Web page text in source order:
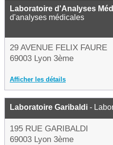
Laboratoire d'Analyses
d'analyses médicales
29 AVENUE FELIX FAURE
69003 Lyon 3ème
Afficher les détails
Laboratoire Garibaldi -
195 RUE GARIBALDI
69003 Lyon 3ème